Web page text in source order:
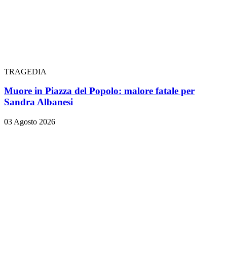
TRAGEDIA
Muore in Piazza del Popolo: malore fatale per
Sandra Albanesi
03 Agosto 2026